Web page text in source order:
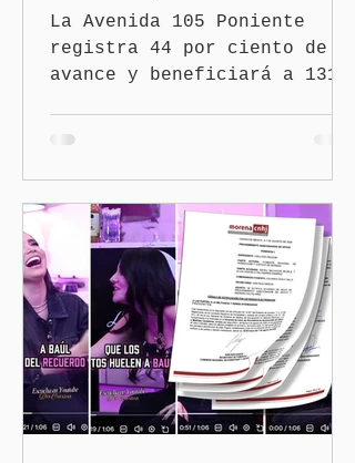
La Avenida 105 Poniente
registra 44 por ciento de
avance y beneficiará a 131
73 avenidas durante 2026,
el gobernador Alejandro
Armenta Mier supervisó la
rehabilitación de la
Avenida 105 Poniente, obra
que registra 44 por ciento
de avance y forma parte del
programa estatal para
recuperar vialidades
prioritarias, fortalecer la